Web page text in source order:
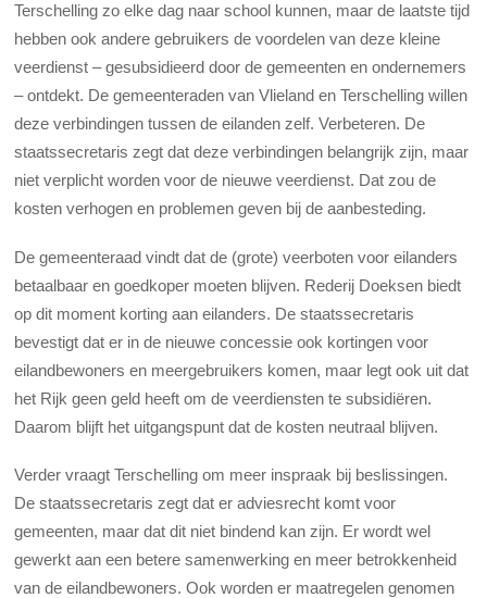
Terschelling zo elke dag naar school kunnen, maar de laatste tijd
hebben ook andere gebruikers de voordelen van deze kleine
veerdienst – gesubsidieerd door de gemeenten en ondernemers
– ontdekt. De gemeenteraden van Vlieland en Terschelling willen
deze verbindingen tussen de eilanden zelf. Verbeteren. De
staatssecretaris zegt dat deze verbindingen belangrijk zijn, maar
niet verplicht worden voor de nieuwe veerdienst. Dat zou de
kosten verhogen en problemen geven bij de aanbesteding.
De gemeenteraad vindt dat de (grote) veerboten voor eilanders
betaalbaar en goedkoper moeten blijven. Rederij Doeksen biedt
op dit moment korting aan eilanders. De staatssecretaris
bevestigt dat er in de nieuwe concessie ook kortingen voor
eilandbewoners en meergebruikers komen, maar legt ook uit dat
het Rijk geen geld heeft om de veerdiensten te subsidiëren.
Daarom blijft het uitgangspunt dat de kosten neutraal blijven.
Verder vraagt Terschelling om meer inspraak bij beslissingen.
De staatssecretaris zegt dat er adviesrecht komt voor
gemeenten, maar dat dit niet bindend kan zijn. Er wordt wel
gewerkt aan een betere samenwerking en meer betrokkenheid
van de eilandbewoners. Ook worden er maatregelen genomen